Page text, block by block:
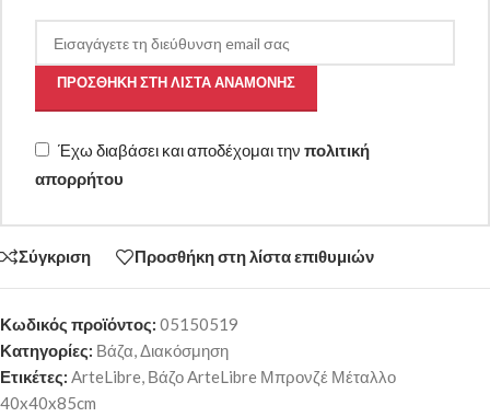
ΠΡΟΣΘΉΚΗ ΣΤΗ ΛΊΣΤΑ ΑΝΑΜΟΝΉΣ
Έχω διαβάσει και αποδέχομαι την πολιτική
απορρήτου
Σύγκριση Προσθήκη στη λίστα επιθυμιών
Κωδικός προϊόντος: 05150519
Κατηγορίες: Βάζα,Διακόσμηση
Ετικέτες: ArteLibre, Βάζο ArteLibre Μπρονζέ Μέταλλο
40x40x85cm